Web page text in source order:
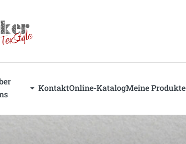
KontaktOnline-KatalogMeine Produkte
(Workwear)